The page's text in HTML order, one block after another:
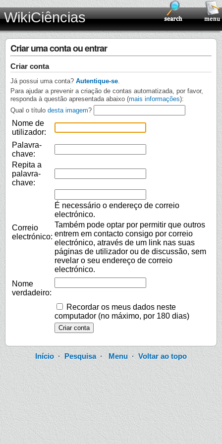
WikiCiências
Criar uma conta ou entrar
Criar conta
Já possui uma conta? Autentique-se
Para ajudar a prevenir a criação de contas automatizada, por favor,
responda à questão apresentada abaixo (mais informações):
Qual o título desta imagem?
Nome de
utilizador:
Palavra-
chave:
Repita a
palavra-
chave:
Correio
electrónico:
É necessário o endereço de correio
electrónico.
Também pode optar por permitir que outros
entrem em contacto consigo por correio
electrónico, através de um link nas suas
páginas de utilizador ou de discussão, sem
revelar o seu endereço de correio
electrónico.
Nome
verdadeiro:
Recordar os meus dados neste
computador (no máximo, por 180 dias)
Início·Pesquisa· Menu· Voltar ao topo